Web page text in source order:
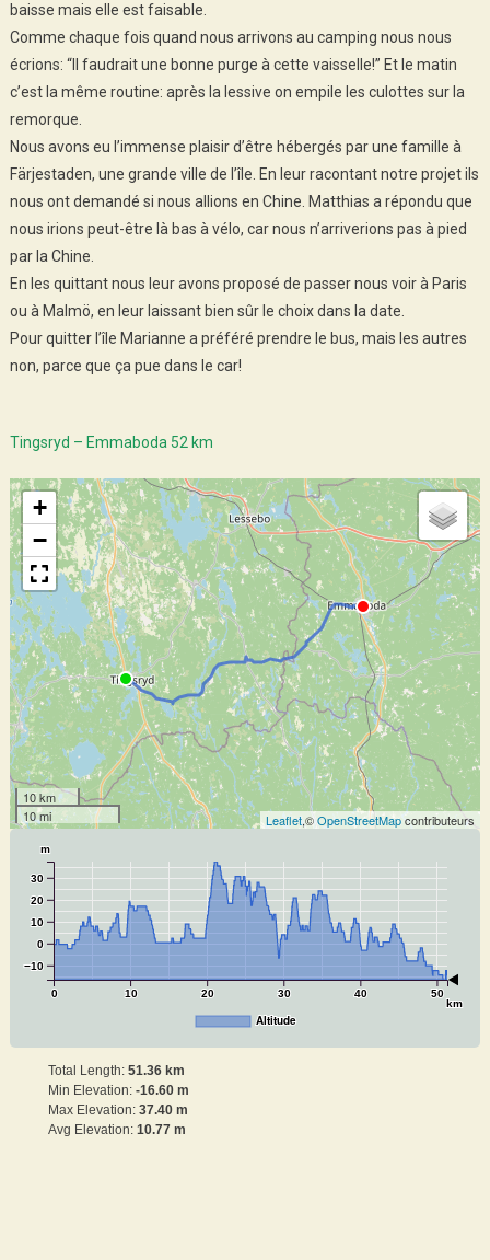
baisse mais elle est faisable.
Comme chaque fois quand nous arrivons au camping nous nous
écrions: “Il faudrait une bonne purge à cette vaisselle!” Et le matin
c’est la même routine: après la lessive on empile les culottes sur la
remorque.
Nous avons eu l’immense plaisir d’être hébergés par une famille à
Färjestaden, une grande ville de l’île. En leur racontant notre projet ils
nous ont demandé si nous allions en Chine. Matthias a répondu que
nous irions peut-être là bas à vélo, car nous n’arriverions pas à pied
par la Chine.
En les quittant nous leur avons proposé de passer nous voir à Paris
ou à Malmö, en leur laissant bien sûr le choix dans la date.
Pour quitter l’île Marianne a préféré prendre le bus, mais les autres
non, parce que ça pue dans le car!
Tingsryd – Emmaboda 52 km
+
−
10 km
10 mi
Leaflet,©OpenStreetMapcontributeurs
0 10 20 30 40 50
km
−10
0
10
20
30
m
Altitude
Total Length: 51.36 km
Min Elevation: -16.60 m
Max Elevation: 37.40 m
Avg Elevation: 10.77 m